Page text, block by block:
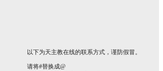
以下为天主教在线的联系方式，谨防假冒。
请将#替换成@